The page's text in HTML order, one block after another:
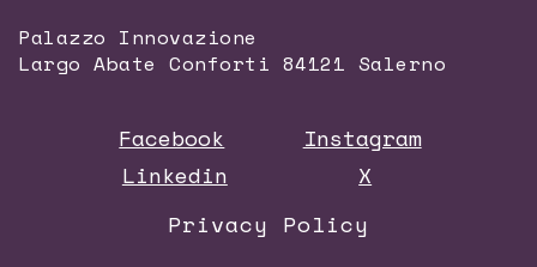
Palazzo Innovazione
Largo Abate Conforti 84121 Salerno
Facebook
Instagram
Linkedin
X
Privacy Policy